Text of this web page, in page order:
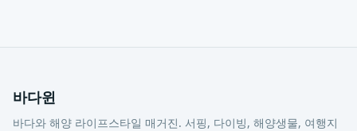
바다윈
바다와 해양 라이프스타일 매거진. 서핑, 다이빙, 해양생물, 여행지